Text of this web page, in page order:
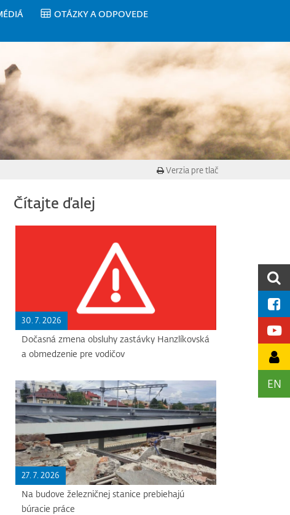
OTÁZKY A ODPOVEDE
EN
Verzia pre tlač
Čítajte ďalej
30. 7. 2026
Dočasná zmena obsluhy zastávky Hanzlíkovská
a obmedzenie pre vodičov
27. 7. 2026
Na budove železničnej stanice prebiehajú
búracie práce